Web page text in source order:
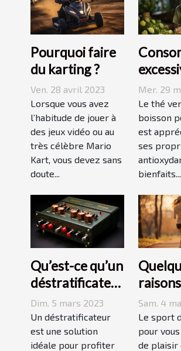
Pourquoi faire
du karting ?
Ven. 28 avril 2023
Lorsque vous avez
l’habitude de jouer à
des jeux vidéo ou au
très célèbre Mario
Kart, vous devez sans
doute...
thé
sont
peau ?
Mer. 29
Le thé
boisson
est
ses
bienfaits...
Qu’est-ce qu’un
déstratificateur
?
Dim. 5 mars 2023
Un déstratificateur
est une solution
idéale pour profiter
du
Sam. 4
Le sport
pour
de plaisir